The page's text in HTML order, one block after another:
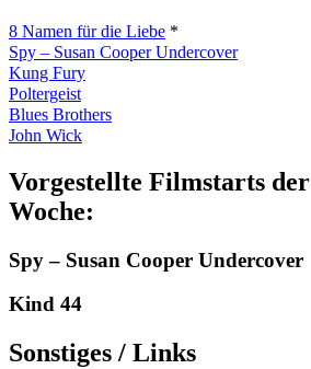
8 Namen für die Liebe *
Spy – Susan Cooper Undercover
Kung Fury
Poltergeist
Blues Brothers
John Wick
Vorgestellte Filmstarts der
Woche:
Spy – Susan Cooper Undercover
Kind 44
Sonstiges / Links